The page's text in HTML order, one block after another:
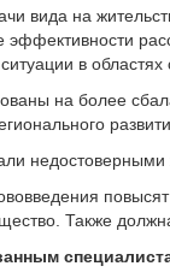
вида на
в областях
на более
Также